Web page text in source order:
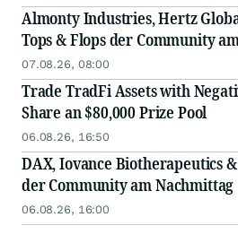
Almonty Industries, Hertz
Tops & Flops der Community
07.08.26, 08:00
Trade TradFi Assets with
Share an $80,000 Prize Pool
06.08.26, 16:50
DAX, Iovance Biotherapeutics &
der Community am Nachmittag
06.08.26, 16:00